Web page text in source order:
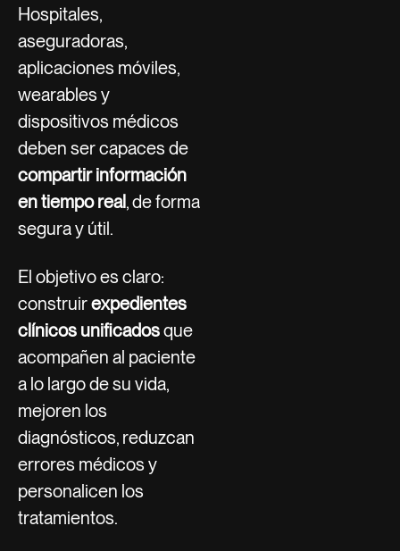
Hospitales,
aseguradoras,
aplicaciones móviles,
wearables y
dispositivos médicos
deben ser capaces de
compartir información
en tiempo real, de forma
segura y útil.
El objetivo es claro:
construirexpedientes
clínicos unificadosque
acompañen al paciente
a lo largo de su vida,
mejoren los
diagnósticos, reduzcan
errores médicos y
personalicen los
tratamientos.